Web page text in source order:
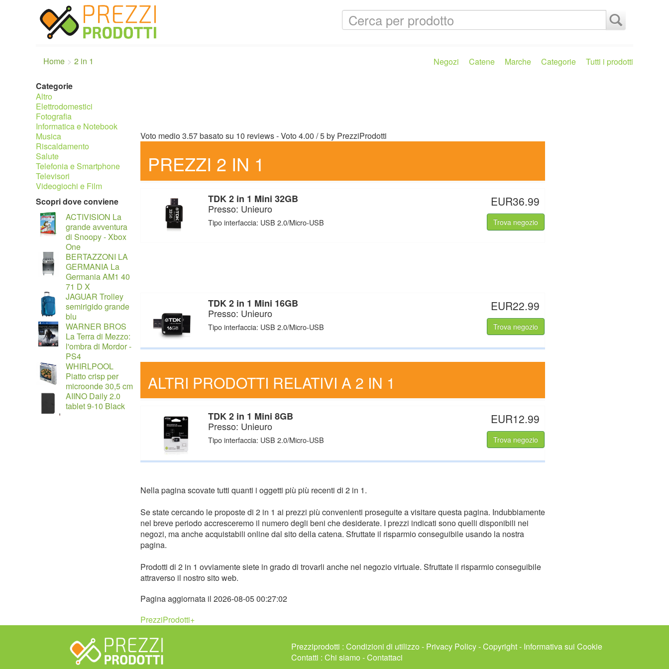
Home 2 in 1 Negozi Catene Marche Categorie Tutti i prodotti
Categorie
Altro
Elettrodomestici
Fotografia
Informatica e Notebook
Musica
Riscaldamento
Salute
Telefonia e Smartphone
Televisori
Videogiochi e Film
Scopri dove conviene
ACTIVISION La
grande avventura
di Snoopy - Xbox
One
BERTAZZONI LA
GERMANIA La
Germania AM1 40
71 D X
JAGUAR Trolley
semirigido grande
blu
WARNER BROS
La Terra di Mezzo:
l'ombra di Mordor -
PS4
WHIRLPOOL
Piatto crisp per
microonde 30,5 cm
AIINO Daily 2.0
tablet 9-10 Black
Voto medio3.57basato su 10 reviews- Voto4.00 /5by PrezziProdotti
PREZZI 2 IN 1
TDK 2 in 1 Mini 32GB
Presso: Unieuro
Tipo interfaccia: USB 2.0/Micro-USB
EUR36.99
Trova negozio
TDK 2 in 1 Mini 16GB
Presso: Unieuro
Tipo interfaccia: USB 2.0/Micro-USB
EUR22.99
Trova negozio
ALTRI PRODOTTI RELATIVI A 2 IN 1
TDK 2 in 1 Mini 8GB
Presso: Unieuro
Tipo interfaccia: USB 2.0/Micro-USB
EUR12.99
Trova negozio
Nella pagina scovate tutti quanti i oggetti più più recenti di 2 in 1.
Se state cercando le proposte di 2 in 1 ai prezzi più convenienti proseguite a visitare questa pagina. Indubbiamente
nel breve periodo accresceremo il numero degli beni che desiderate. I prezzi indicati sono quelli disponibili nei
negozi, ma anche acquistabili online dal sito della catena. Sfruttate il risparmio conseguibile usando la nostra
pagina.
Prodotti di 2 in 1 ovviamente siete in grado di trovarli anche nel negozio virtuale. Sfruttate il risparmio conseguibile
attraverso il nostro sito web.
Pagina aggiornata il 2026-08-05 00:27:02
PrezziProdotti+
Prezziprodotti : Condizioni di utilizzo - Privacy Policy-Copyright- Informativa sui Cookie
Contatti : Chi siamo -Contattaci